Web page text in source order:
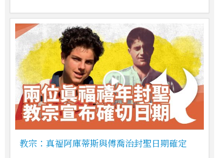
教宗：真福阿庫蒂斯與傅喬治封聖日期確定